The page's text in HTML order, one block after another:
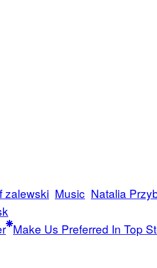
zalewski Music Natalia
Make Us Preferred In Top